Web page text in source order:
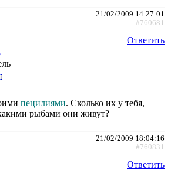
21/02/2009 14:27:01
#760681
Ответить
пецилиями. Сколько их у тебя,
рыбами они живут?
21/02/2009 18:04:16
#760831
Ответить